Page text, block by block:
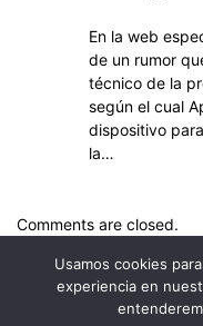
En la web
de un rumor
técnico de la
según el cual
dispositivo
la…
Comments are closed.
© Uptodown
Usamos cookies
experiencia en